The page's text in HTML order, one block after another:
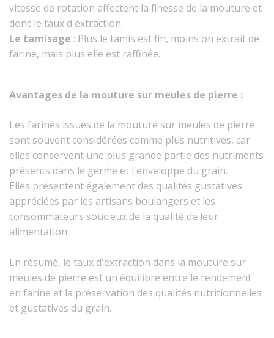
vitesse de rotation affectent la finesse de la mouture et
donc le taux d'extraction.
Le tamisage : Plus le tamis est fin, moins on extrait de
farine, mais plus elle est raffinée.
Avantages de la mouture sur meules de pierre :
Les farines issues de la mouture sur meules de pierre
sont souvent considérées comme plus nutritives, car
elles conservent une plus grande partie des nutriments
présents dans le germe et l'enveloppe du grain.
Elles présentent également des qualités gustatives
appréciées par les artisans boulangers et les
consommateurs soucieux de la qualité de leur
alimentation.
En résumé, le taux d'extraction dans la mouture sur
meules de pierre est un équilibre entre le rendement
en farine et la préservation des qualités nutritionnelles
et gustatives du grain.